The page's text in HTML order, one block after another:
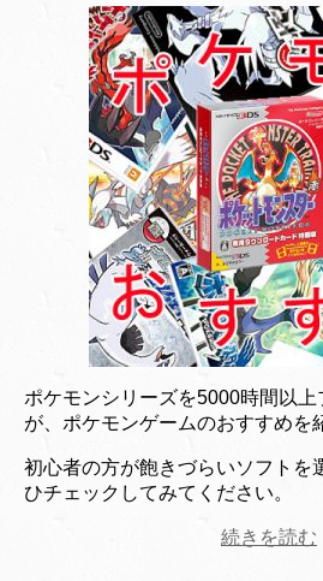
ポケモンシリーズを5000時間以上
が、ポケモンゲームのおすすめを
初心者の方が飽きづらいソフトを
ひチェックしてみてください。
続きを読む